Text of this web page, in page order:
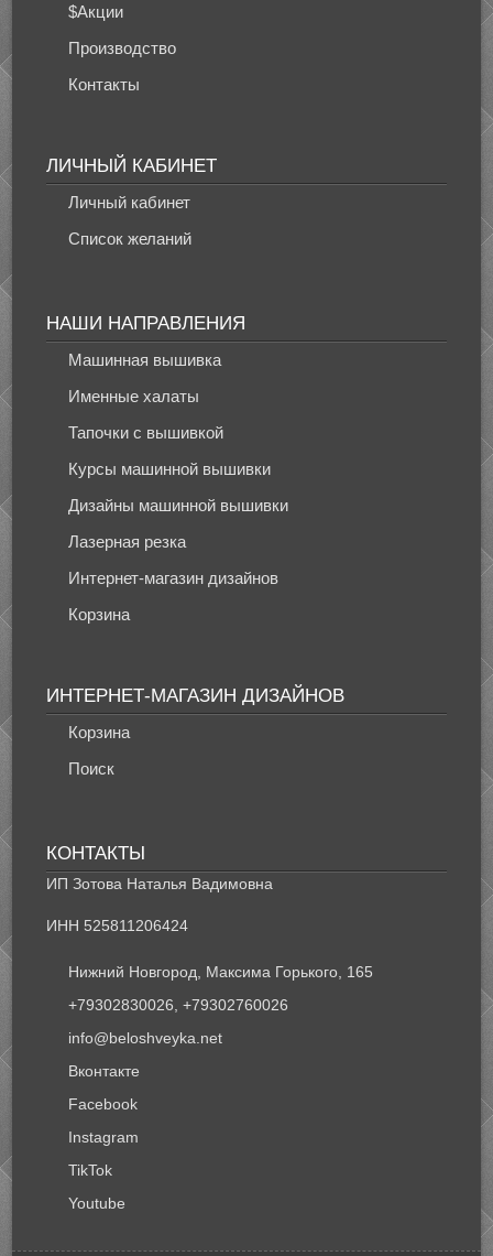
$Акции
Производство
Контакты
ЛИЧНЫЙ КАБИНЕТ
Личный кабинет
Список желаний
НАШИ НАПРАВЛЕНИЯ
Машинная вышивка
Именные халаты
Тапочки с вышивкой
Курсы машинной вышивки
Дизайны машинной вышивки
Лазерная резка
Интернет-магазин дизайнов
Корзина
ИНТЕРНЕТ-МАГАЗИН ДИЗАЙНОВ
Корзина
Поиск
КОНТАКТЫ
ИП Зотова Наталья Вадимовна
ИНН 525811206424
Нижний Новгород, Максима Горького, 165
+79302830026, +79302760026
info@beloshveyka.net
Вконтакте
Facebook
Instagram
TikTok
Youtube